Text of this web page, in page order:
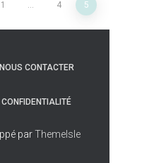
1 … 4 5
NOUS CONTACTER
parThemeIsle